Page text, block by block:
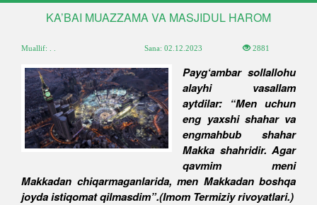
KA’BAI MUAZZAMA VA MASJIDUL HAROM
Muallif: . . Sana:02.12.2023 2881
Payg‘ambar sollallohu
alayhi vasallam
aytdilar: “Men uchun
eng yaxshi shahar va
engmahbub shahar
Makka shahridir. Agar
qavmim meni
Makkadan chiqarmaganlarida, men Makkadan boshqa
joyda istiqomat qilmasdim”.(Imom Termiziy rivoyatlari.)